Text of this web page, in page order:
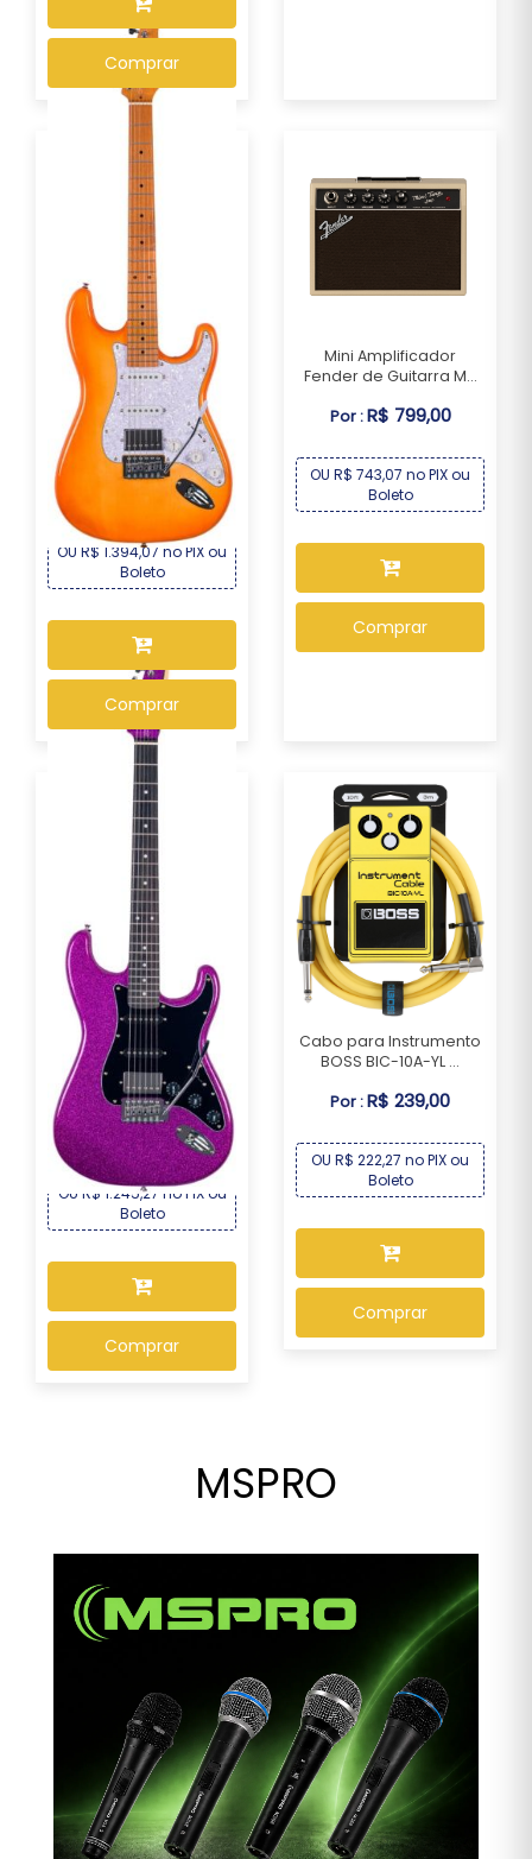
Comprar
Guitarra Seizi Fun
Vintage Budokan – S...
R$ 1.499,00
OU R$ 1.394,07 no PIX ou
Boleto
Comprar
Mini Amplificador
Fender de Guitarra M...
Por :R$ 799,00
OU R$ 743,07 no PIX ou
Boleto
Comprar
Guitarra Seizi Fun Katana
Musashi HSS ...
Por :R$ 1.339,00
OU R$ 1.245,27 no PIX ou
Boleto
Comprar
Cabo para Instrumento
BOSS BIC-10A-YL ...
Por :R$ 239,00
OU R$ 222,27 no PIX ou
Boleto
Comprar
MSPRO